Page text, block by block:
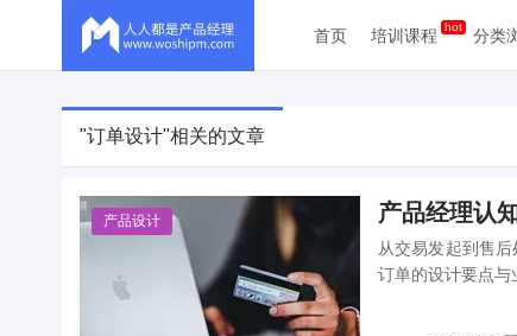
首页 培训课程 分类
"订单设计"相关的文章
产品设计 产品经理认
从交易发起到售
订单的设计要点与